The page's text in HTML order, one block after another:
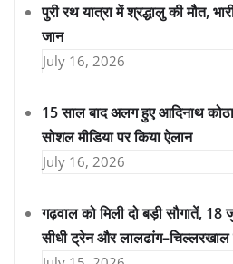
पुरी रथ यात्रा में श्रद्धालु की मौत,
जान
July 16, 2026
15 साल बाद अलग हुए आदिनाथ
सोशल मीडिया पर किया ऐलान
July 16, 2026
गढ़वाल को मिली दो बड़ी सौगातें, 18
सीधी ट्रेन और लालढांग–चिल्लरखाल